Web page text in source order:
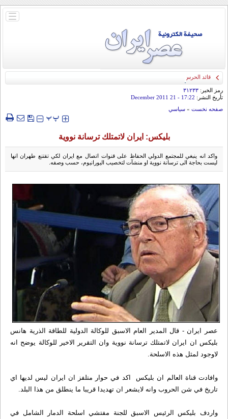
باز
قائد الحرس الثوري: إيران ستدمر أمريكا وإسرائيل والسعودية إذا تجاوزت خطوط طهران
الحمراء
رمز الخبر: ۳۱۲۳۳
تأريخ النشر: 17:22
- 21 December 2011
صفحه نخست » سياسي
‍‍‍ پپ
بليكس: ايران لاتمتلك ترسانة نووية
واكد انه ينبغي للمجتمع الدولي الحفاظ على قنوات اتصال مع ايران لكي تقتنع طهران انها
ليست بحاجة الى ترسانة نووية او منشآت لتخصيب اليورانيوم، حسب وصفه.
عصر ایران - قال المدير العام الاسبق للوكالة الدولية للطاقة الذرية هانس
بليكس ان ايران لاتمتلك ترسانة نووية وان التقرير الاخير للوكالة يوضح انه
لاوجود لمثل هذه الاسلحة.
وافادت قناة العالم ان بليكس اكد في حوار متلفز ان ايران ليس لديها اي
تاريخ في شن الحروب وانه لايشعر ان تهديدا قريبا ما ينطلق من هذا البلد.
واردف بليكس الرئيس الاسبق للجنة مفتشي اسلحة الدمار الشامل في